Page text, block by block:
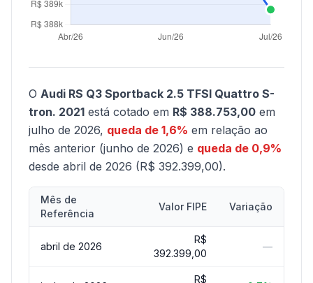
O Audi RS Q3 Sportback 2.5 TFSI Quattro S-
tron. 2021 está cotado em R$ 388.753,00 em
julho de 2026, queda de 1,6% em relação ao
mês anterior (junho de 2026) e queda de 0,9%
desde abril de 2026 (R$ 392.399,00).
Mês de
Referência
Valor FIPE Variação
abril de 2026
R$
392.399,00
—
R$